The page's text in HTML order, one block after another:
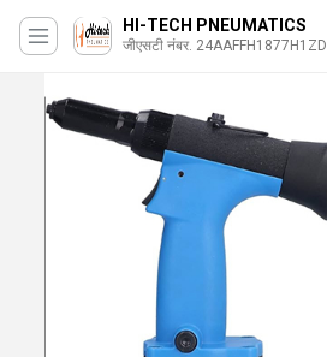
HI-TECH PNEUMATICS
जीएसटी नंबर. 24AAFFH1877H1ZD